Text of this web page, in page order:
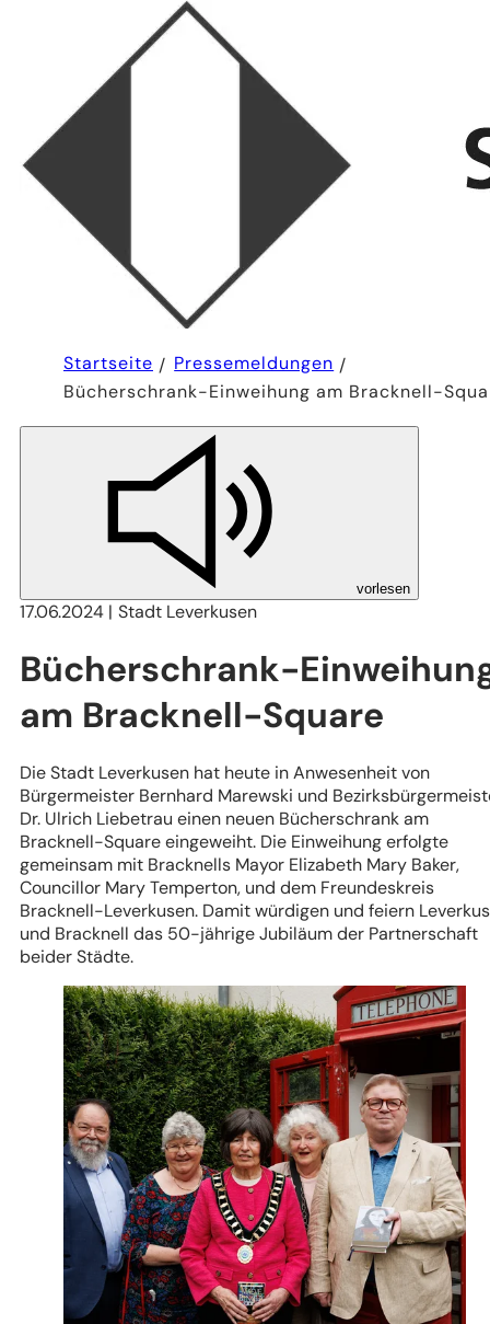
Startseite
Pressemeldungen
Bücherschrank-Einweihung am Bracknell-
vorlesen
17.06.2024 Stadt Leverkusen
Bücherschrank-
am Bracknell-Square
Die Stadt Leverkusen hat heute in Anwesenheit von
Bürgermeister Bernhard Marewski und
Dr. Ulrich Liebetrau einen neuen Bücherschrank am
Bracknell-Square eingeweiht. Die Einweihung erfolgte
gemeinsam mit Bracknells Mayor Elizabeth Mary Baker,
Councillor Mary Temperton, und dem Freundeskreis
Bracknell-Leverkusen. Damit würdigen und feiern
und Bracknell das 50-jährige Jubiläum der Partnerschaft
beider Städte.